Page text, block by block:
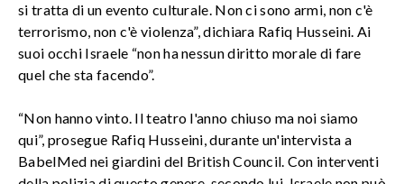
si tratta di un evento culturale. Non ci sono armi, non c'è
terrorismo, non c'è violenza”, dichiara Rafiq Husseini. Ai
suoi occhi Israele “non ha nessun diritto morale di fare
quel che sta facendo”.
“Non hanno vinto. Il teatro l'anno chiuso ma noi siamo
qui”, prosegue Rafiq Husseini, durante un'intervista a
BabelMed nei giardini del British Council. Con interventi